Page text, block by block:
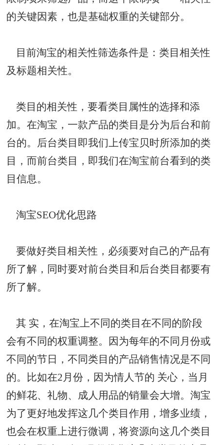
的关键因素，也是基础权重的关键部分。
目前淘宝的相关性筛选条件是：类目相关性
及标题相关性。
类目的相关性，要看类目属性的选择和添
加。在淘宝，一款产品的类目是分为后台和前
台的。后台类目即我们上传宝贝时所添加的类
目，而前台类目，即我们在淘宝前台看到的类
目信息。
淘宝SEO优化思路
要做好类目相关性，必须要对自己的产品有
所了解，同时要对前台类目和后台类目都要有
所了解。
其 实，在淘宝上不同的类目在不同的阶段
会有不同的权重调整。因为每年的不同月份或
不同的节日，不同类目的产品销售情况是不同
的。比如在2月份，因为情人节的 关心，当月
的鲜花、礼物、成人用品的销量会大增。淘宝
为了更好地发挥这几个类目作用，增多业绩，
也会在权重上进行微调，将资源向这几个类目